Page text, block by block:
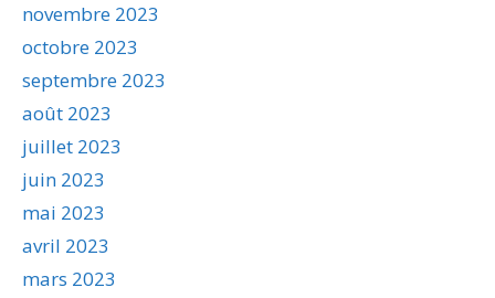
novembre 2023
octobre 2023
septembre 2023
août 2023
juillet 2023
juin 2023
mai 2023
avril 2023
mars 2023